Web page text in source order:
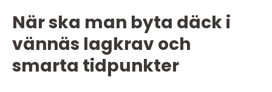
När ska man byta däck i
vännäs lagkrav och
smarta tidpunkter